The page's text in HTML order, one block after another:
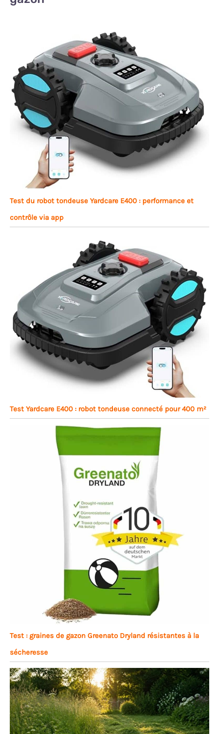
Test du robot tondeuse Yardcare E400 : performance et
contrôle via app
Test Yardcare E400 : robot tondeuse connecté pour 400 m²
Test : graines de gazon Greenato Dryland résistantes à la
sécheresse